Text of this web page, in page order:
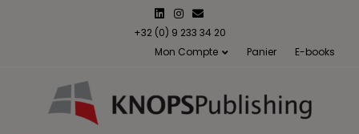
n
n
s
a
m
m
a
l
+32 (0) 9 233 34 20
Mon Compte
Panier E-books